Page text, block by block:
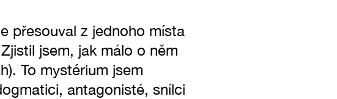
přesouval z jednoho místa
jsem, jak málo o něm
To mystérium jsem
antagonisté, snílci